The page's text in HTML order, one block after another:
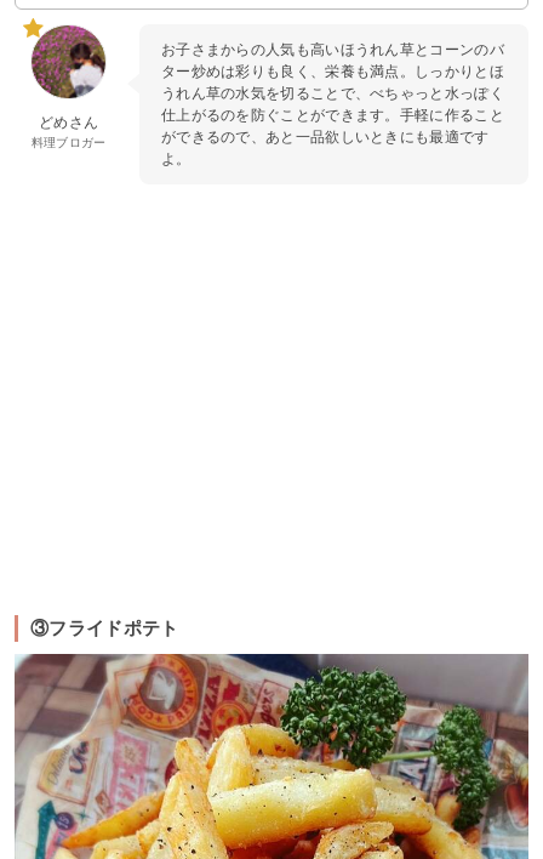
どめさん
料理ブロガー
お子さまからの人気も高いほうれん草とコーンのバ
ター炒めは彩りも良く、栄養も満点。しっかりとほ
うれん草の水気を切ることで、べちゃっと水っぽく
仕上がるのを防ぐことができます。手軽に作ること
ができるので、あと一品欲しいときにも最適です
よ。
③フライドポテト